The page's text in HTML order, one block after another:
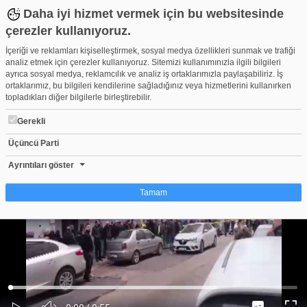
Daha iyi hizmet vermek için bu websitesinde
çerezler kullanıyoruz.
İçeriği ve reklamları kişiselleştirmek, sosyal medya özellikleri sunmak ve trafiği
analiz etmek için çerezler kullanıyoruz. Sitemizi kullanımınızla ilgili bilgileri
ayrıca sosyal medya, reklamcılık ve analiz iş ortaklarımızla paylaşabiliriz. İş
ortaklarımız, bu bilgileri kendilerine sağladığınız veya hizmetlerini kullanırken
topladıkları diğer bilgilerle birleştirebilir.
Gerekli
Üçüncü Parti
Ayrıntıları göster
Tamam
Çerez nedir?
Çerezler, web-sitelerinin, kullanıcıların deneyimlerini daha verimli hale getirmek
amacıyla kullandığı küçük metin dosyalarıdır. Yasalara göre, bu sitenin
işletilmesi için kesinlikle gerekli olan çerezleri cihazınıza yerleştirebiliyoruz.
Diğer çerez türleri için sizden izin almamız gerekiyor. Bu site farklı çerez türleri
kullanmaktadır. Bazı çerezler, sayfalarımızda yer alan üçüncü şahıs hizmetleri
tarafından yerleştirilir. İzniniz şu alanlar için geçerlidir: web.tv
Ses
Yüklendi:
Yükleniyor:
Bursa’da Korkunç Cinayet!